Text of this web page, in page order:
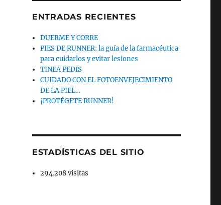
ENTRADAS RECIENTES
DUERME Y CORRE
PIES DE RUNNER: la guía de la farmacéutica
para cuidarlos y evitar lesiones
TINEA PEDIS
CUIDADO CON EL FOTOENVEJECIMIENTO
DE LA PIEL…
¡PROTÉGETE RUNNER!
ESTADÍSTICAS DEL SITIO
294.208 visitas